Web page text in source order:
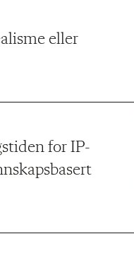
eller
for IP-